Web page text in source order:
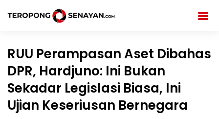
RUU Perampasan Aset Dibahas
DPR, Hardjuno: Ini Bukan
Sekadar Legislasi Biasa, Ini
Ujian Keseriusan Bernegara